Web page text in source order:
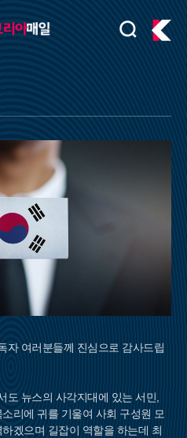
검
주
메
자 여러분들께 진심으로 감사드립
도 뉴스의 사각지대에 있는 서민,
리에 귀를 기울여 사회 구성원 모
겠으며 길잡이 역할을 하는데 최